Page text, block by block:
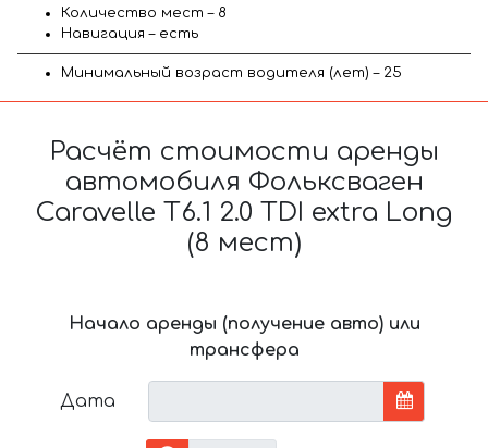
Количество мест – 8
Навигация – есть
Минимальный возраст водителя (лет) – 25
Расчёт стоимости аренды
автомобиля Фольксваген
Caravelle T6.1 2.0 TDI extra Long
(8 мест)
Начало аренды (получение авто) или
трансфера
Дата